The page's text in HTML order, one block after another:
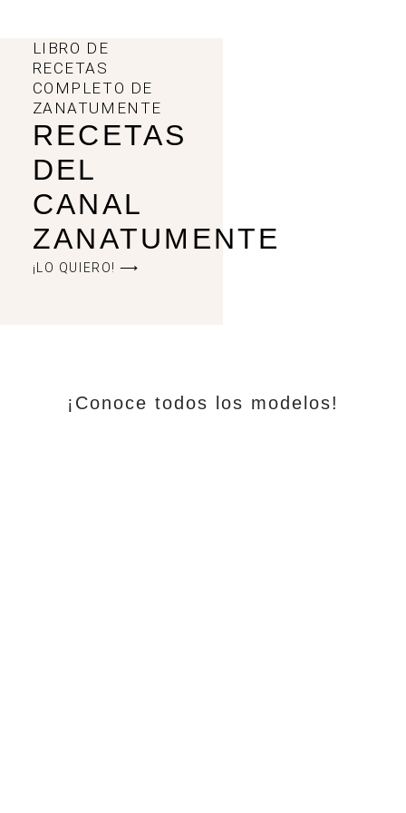
LIBRO DE
RECETAS
COMPLETO DE
ZANATUMENTE
RECETAS
DEL
CANAL
ZANATUMENTE
¡LO QUIERO! ⟶
¡Conoce todos los modelos!